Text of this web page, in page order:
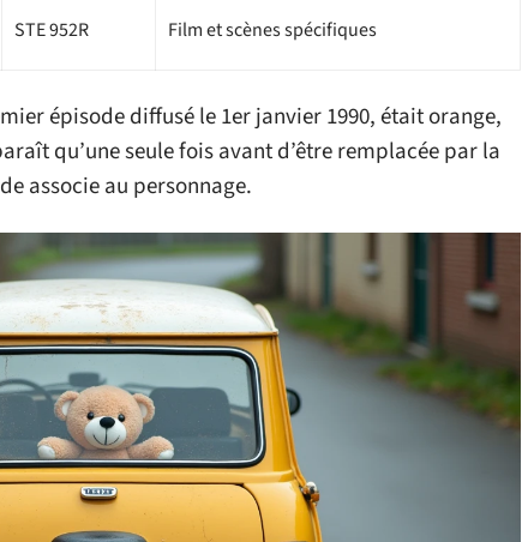
STE 952R Film et scènes spécifiques
épisode diffusé le 1er janvier 1990, était orange,
qu’une seule fois avant d’être remplacée par la
associe au personnage.